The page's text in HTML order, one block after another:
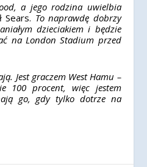
a jego rodzina uwielbia
To naprawdę dobrzy
dzieciakiem i będzie
na London Stadium przed
Jest graczem West Hamu –
100 procent, więc jestem
go, gdy tylko dotrze na